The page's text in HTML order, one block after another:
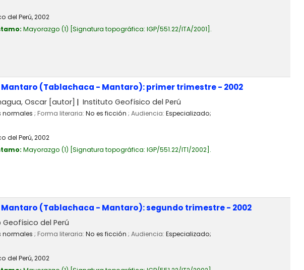
del Perú,2002
Mayorazgo (1) Signatura topográfica: IGP/551.22/ITA/2001 .
(Tablachaca - Mantaro): primer trimestre - 2002
Oscar[autor] Instituto Geofísico del Perú
normales ; Forma literaria: No es ficción ; Audiencia: Especializado;
del Perú,2002
Mayorazgo (1) Signatura topográfica: IGP/551.22/IT1/2002 .
(Tablachaca - Mantaro): segundo trimestre - 2002
del Perú
normales ; Forma literaria: No es ficción ; Audiencia: Especializado;
del Perú,2002